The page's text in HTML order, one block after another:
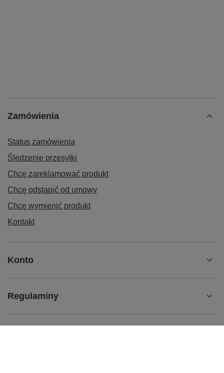
Zamówienia
Status zamówienia
Śledzenie przesyłki
Chcę zareklamować produkt
Chcę odstąpić od umowy
Chcę wymienić produkt
Kontakt
Konto
Regulaminy